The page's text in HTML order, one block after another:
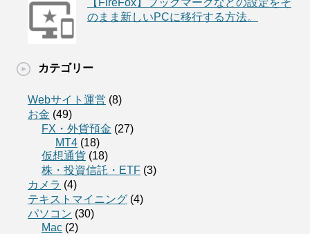
【FireFox】ブックマークなどの設定をそ
のまま新しいPCに移行する方法。
カテゴリー
Webサイト運営 (8)
お金 (49)
FX・外貨預金 (27)
MT4 (18)
仮想通貨 (18)
株・投資信託・ETF (3)
カメラ (4)
テキストマイニング (4)
パソコン (30)
Mac (2)